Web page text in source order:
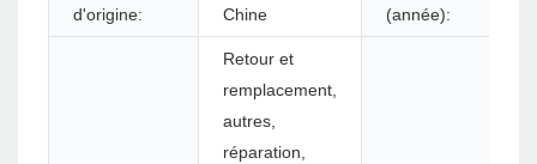
d'origine:
Chine
(année):
Retour et
remplacement,
autres,
réparation,